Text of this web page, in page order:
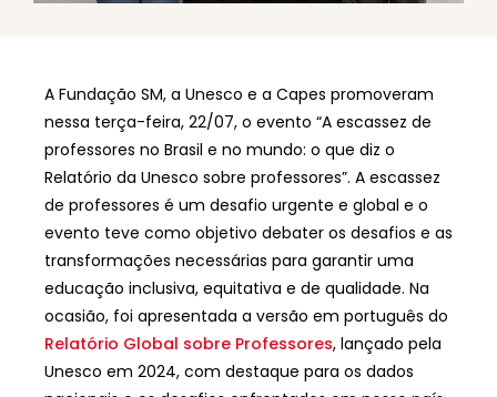
A Fundação SM, a Unesco e a Capes promoveram
nessa terça-feira, 22/07, o evento “A escassez de
professores no Brasil e no mundo: o que diz o
Relatório da Unesco sobre professores”. A escassez
de professores é um desafio urgente e global e o
evento teve como objetivo debater os desafios e as
transformações necessárias para garantir uma
educação inclusiva, equitativa e de qualidade. Na
ocasião, foi apresentada a versão em português do
Relatório Global sobre Professores, lançado pela
Unesco em 2024, com destaque para os dados